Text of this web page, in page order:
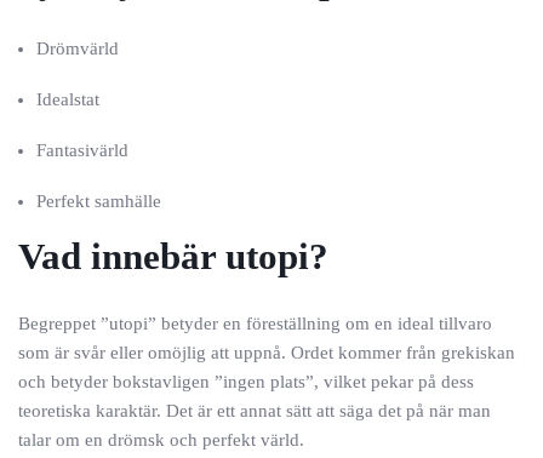
Drömvärld
Idealstat
Fantasivärld
Perfekt samhälle
Vad innebär utopi?
Begreppet ”utopi” betyder en föreställning om en ideal tillvaro
som är svår eller omöjlig att uppnå. Ordet kommer från grekiskan
och betyder bokstavligen ”ingen plats”, vilket pekar på dess
teoretiska karaktär. Det är ett annat sätt att säga det på när man
talar om en drömsk och perfekt värld.